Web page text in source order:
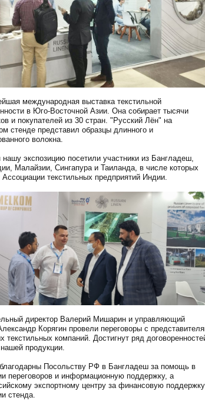
международная выставка текстильной
в Юго-Восточной Азии. Она собирает тысячи
и покупателей из 30 стран. "Русский Лён" на
стенде представил образцы длинного и
волокна.
нашу экспозицию посетили участники из Бангладеш,
Малайзии, Сингапура и Таиланда, в числе которых
Ассоциации текстильных предприятий Индии.
директор Валерий Мишарин и управляющий
Корягин провели переговоры с
текстильных компаний. Достигнут ряд
продукции.
Посольству РФ в Бангладеш за помощь в
переговоров и информационную поддержку, а
экспортному центру за финансовую
стенда.